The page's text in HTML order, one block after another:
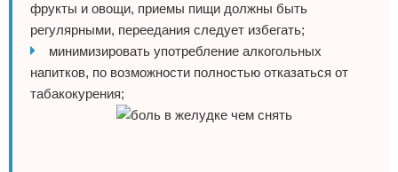
фрукты и овощи, приемы пищи должны быть
регулярными, переедания следует избегать;
минимизировать употребление алкогольных
напитков, по возможности полностью отказаться от
табакокурения;